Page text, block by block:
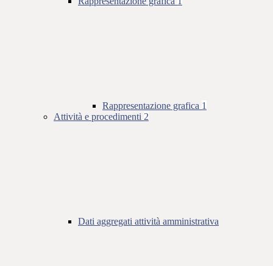
Rappresentazione grafica 1
Attività e procedimenti 2
Dati aggregati attività amministrativa